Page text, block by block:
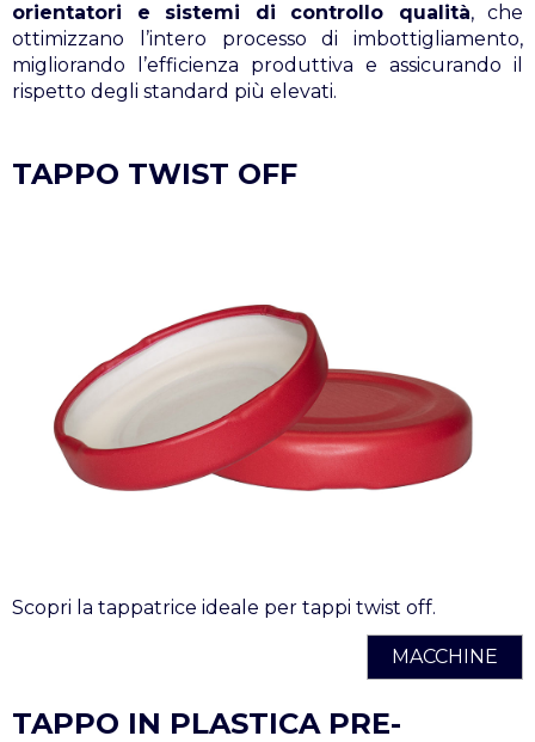
orientatori e sistemi di controllo qualità, che
ottimizzano l’intero processo di imbottigliamento,
migliorando l’efficienza produttiva e assicurando il
rispetto degli standard più elevati.
TAPPO TWIST OFF
Scopri la tappatrice ideale per tappi twist off.
MACCHINE
TAPPO IN PLASTICA PRE-